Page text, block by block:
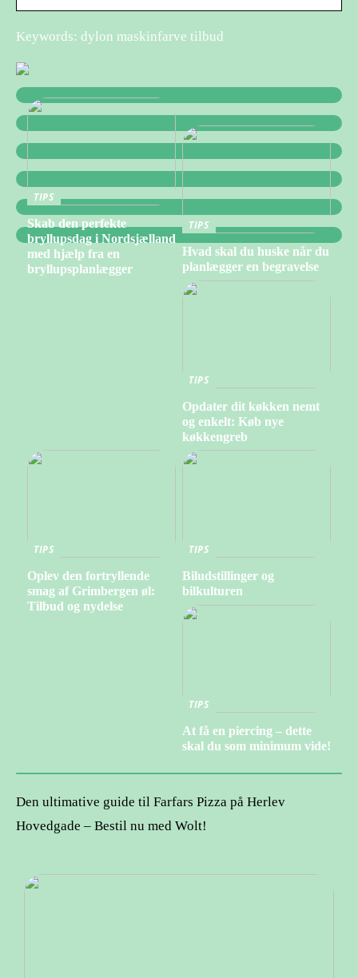
Keywords: dylon maskinfarve tilbud
TIPS
Skab den perfekte
bryllupsdag i Nordsjælland
med hjælp fra en
bryllupsplanlægger
TIPS
Hvad skal du huske når du
planlægger en begravelse
TIPS
Opdater dit køkken nemt
og enkelt: Køb nye
køkkengreb
TIPS
Oplev den fortryllende
smag af Grimbergen øl:
Tilbud og nydelse
TIPS
Biludstillinger og
bilkulturen
TIPS
At få en piercing – dette
skal du som minimum vide!
Den ultimative guide til Farfars Pizza på Herlev
Hovedgade – Bestil nu med Wolt!